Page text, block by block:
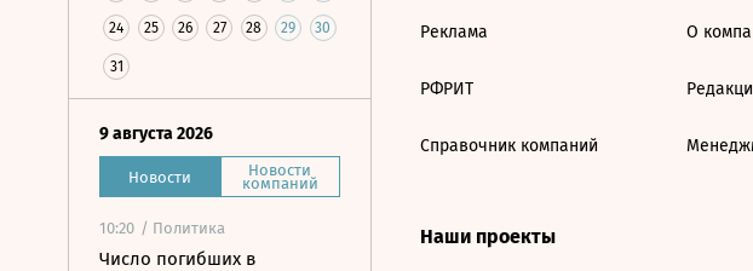
24 25 26 27 28 29 30
31
9 августа 2026
Новости Новости
компаний
10:20 / Политика
Число погибших в
Реклама
РФРИТ
Справочник компаний
О
Наши проекты